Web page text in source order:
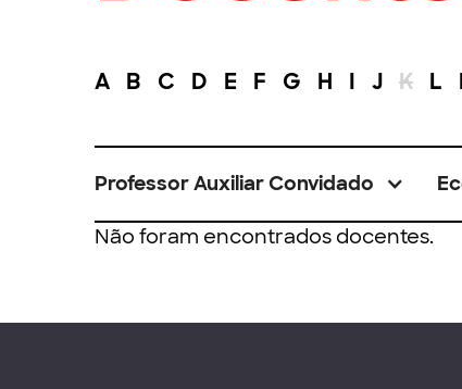
A B C D E F G H I J K L
Professor Auxiliar Convidado
Não foram encontrados docentes.